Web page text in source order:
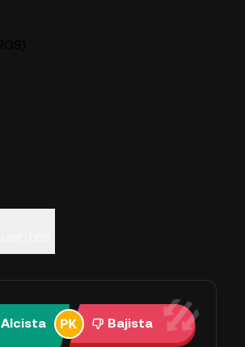
Alcista Bajista